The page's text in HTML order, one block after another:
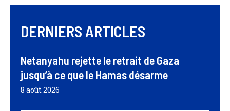
DERNIERS ARTICLES
Netanyahu rejette le retrait de Gaza
jusqu’à ce que le Hamas désarme
8 août 2026